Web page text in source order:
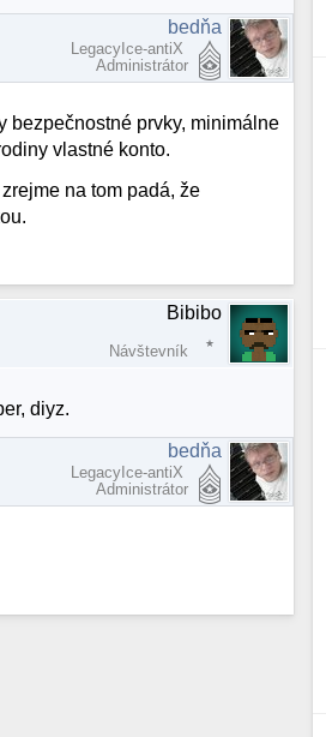
bedňa
LegacyIce-antiX
Administrátor
bezpečnostné prvky, minimálne
vlastné konto.
na tom padá, že
Bibibo
Návštevník
diyz.
bedňa
LegacyIce-antiX
Administrátor